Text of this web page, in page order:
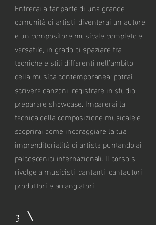
Entrerai a far parte di una grande
comunità di artisti, diventerai un autore
e un compositore musicale completo e
versatile, in grado di spaziare tra
tecniche e stili differenti nell’ambito
della musica contemporanea; potrai
scrivere canzoni, registrare in studio,
preparare showcase. Imparerai la
tecnica della composizione musicale e
scoprirai come incoraggiare la tua
imprenditorialità di artista puntando ai
palcoscenici internazionali. Il corso si
rivolge a musicisti, cantanti, cantautori,
produttori e arrangiatori.
3